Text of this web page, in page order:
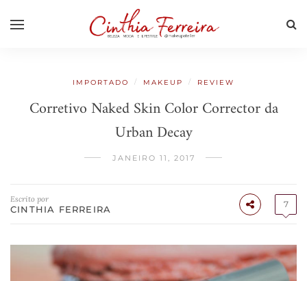
IMPORTADO / MAKEUP / REVIEW
Corretivo Naked Skin Color Corrector da
Urban Decay
JANEIRO 11, 2017
Escrito por
CINTHIA FERREIRA 7